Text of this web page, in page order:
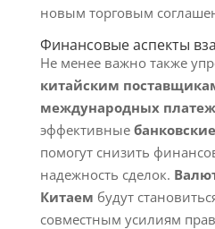
новым торговым
Финансовые аспекты
Не менее важно также
китайским
международных
эффективные
помогут снизить
надежность сделок.
Китаем будут
совместным усилиям